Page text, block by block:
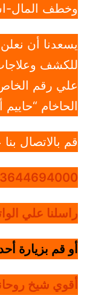
وخطف المال-
يسعدنا أن
للكشف
علي رقم الخاص
الحاخام
قم بالاتصال
راسلنا علي
أو قم بزيارة
أقوي شيخ